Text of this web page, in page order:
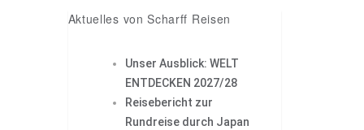
Aktuelles von Scharff Reisen
Unser Ausblick: WELT
ENTDECKEN 2027/28
Reisebericht zur
Rundreise durch Japan